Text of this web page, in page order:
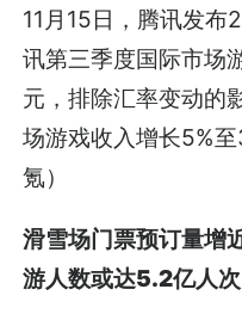
11月15日，腾讯发
讯第三季度国际市场
元，排除汇率变动的
场游戏收入增长5%
氪）
滑雪场门票预订量增
游人数或达5.2亿人次